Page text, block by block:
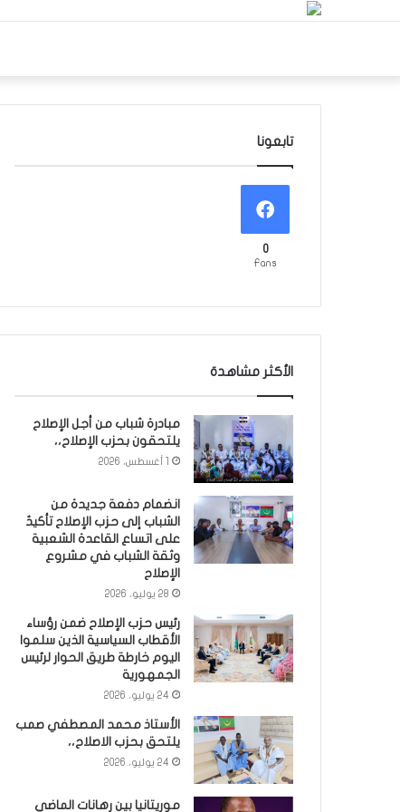
تابعونا
0
Fans
الأكثر مشاهدة
مبادرة شباب من أجل الإصلاح
يلتحقون بحزب الإصلاح،،
انضمام دفعة جديدة من
الشباب إلى حزب الإصلاح تأكيدٌ
على اتساع القاعدة الشعبية
وثقة الشباب في مشروع
الإصلاح
28 يوليو، 2026
رئيس حزب الإصلاح ضمن رؤساء
الأقطاب السياسية الذين سلموا
اليوم خارطة طريق الحوار لرئيس
الجمهورية
24 يوليو، 2026
الأستاذ محمد المصطفي صمب
يلتحق بحزب الاصلاح،،
24 يوليو، 2026
موريتانيا بين رهانات الماضي